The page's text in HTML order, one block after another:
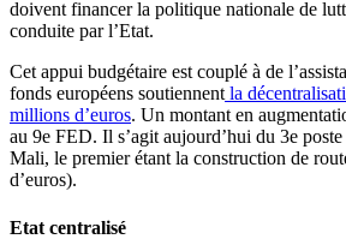
doivent financer la politique nationale de
conduite par l’Etat.
Cet appui budgétaire est couplé à de
fonds européens soutiennent la
millions d’euros. Un montant en
au 9e FED. Il s’agit aujourd’hui du 3e poste
Mali, le premier étant la construction de
d’euros).
Etat centralisé